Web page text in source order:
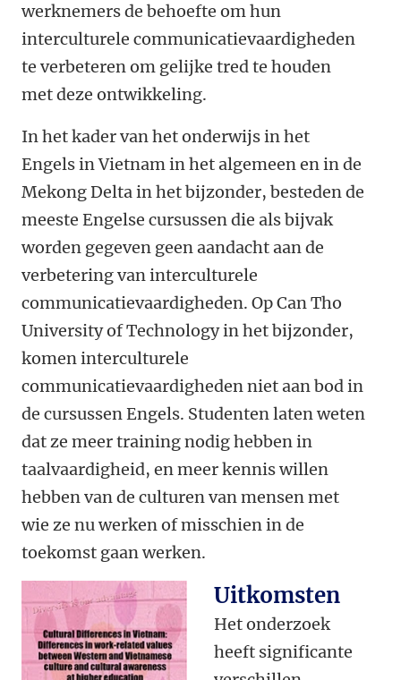
werknemers de behoefte om hun
interculturele communicatievaardigheden
te verbeteren om gelijke tred te houden
met deze ontwikkeling.
In het kader van het onderwijs in het
Engels in Vietnam in het algemeen en in de
Mekong Delta in het bijzonder, besteden de
meeste Engelse cursussen die als bijvak
worden gegeven geen aandacht aan de
verbetering van interculturele
communicatievaardigheden. Op Can Tho
University of Technology in het bijzonder,
komen interculturele
communicatievaardigheden niet aan bod in
de cursussen Engels. Studenten laten weten
dat ze meer training nodig hebben in
taalvaardigheid, en meer kennis willen
hebben van de culturen van mensen met
wie ze nu werken of misschien in de
toekomst gaan werken.
Uitkomsten
Het onderzoek
heeft significante